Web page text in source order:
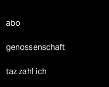
abo
genossenschaft
taz zahl ich